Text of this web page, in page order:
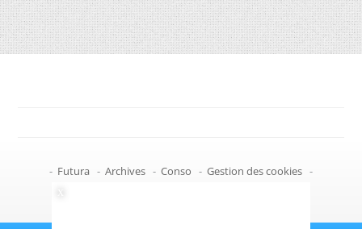
- Futura - Archives - Conso - Gestion des cookies -